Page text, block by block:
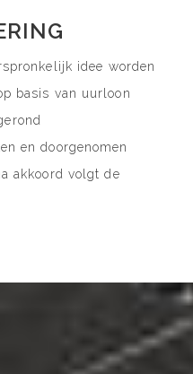
idee worden
basis van uurloon
en doorgenomen
akkoord volgt de